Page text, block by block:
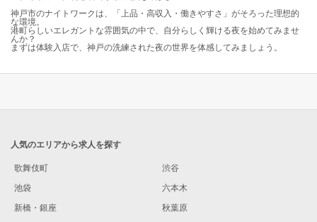
神戸市のナイトワークは、「上品・高収入・働きやすさ」がそろった理想的
な環境。
港町らしいエレガントな雰囲気の中で、自分らしく輝ける夜を始めてみませ
んか？
まずは体験入店で、神戸の洗練された夜の世界を体感してみましょう。
人気のエリアから求人を探す
歌舞伎町
渋谷
池袋
六本木
新橋・銀座
秋葉原